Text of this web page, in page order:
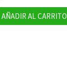
AÑADIR AL CARRITO